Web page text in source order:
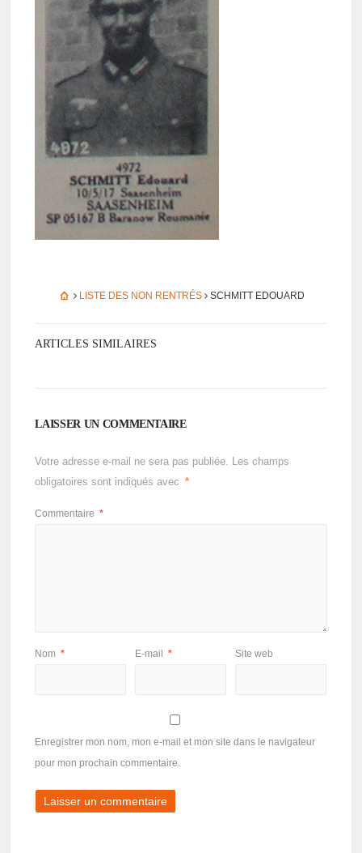
LISTE DES NON RENTRÉS SCHMITT EDOUARD
ARTICLES SIMILAIRES
LAISSER UN COMMENTAIRE
Votre adresse e-mail ne sera pas publiée. Les champs
obligatoires sont indiqués avec
*
Commentaire *
Nom * E-mail * Site web
Enregistrer mon nom, mon e-mail et mon site dans le navigateur
pour mon prochain commentaire.